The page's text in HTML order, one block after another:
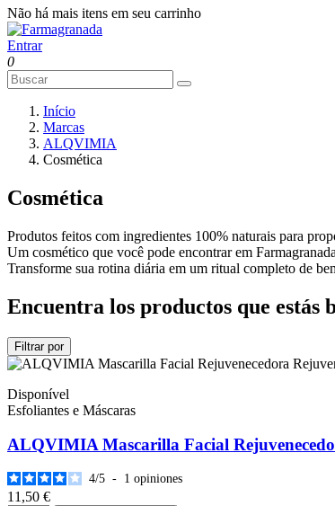
Não há mais itens em seu carrinho
Entrar
0
Início
Marcas
ALQVIMIA
Cosmética
Cosmética
Produtos feitos com ingredientes 100% naturais para
Um cosmético que você pode encontrar em
Transforme sua rotina diária em um ritual completo de
Encuentra los productos que estás
Filtrar por
Disponível
Esfoliantes e Máscaras
ALQVIMIA Mascarilla Facial
4/5 - 1 opiniones
11,50 €